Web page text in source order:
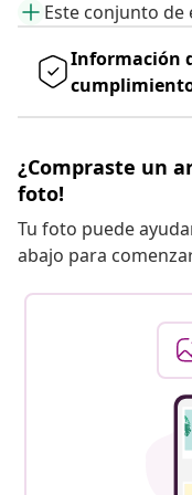
Este conjunto
Información
¿Compraste un
foto!
Tu foto puede
abajo para